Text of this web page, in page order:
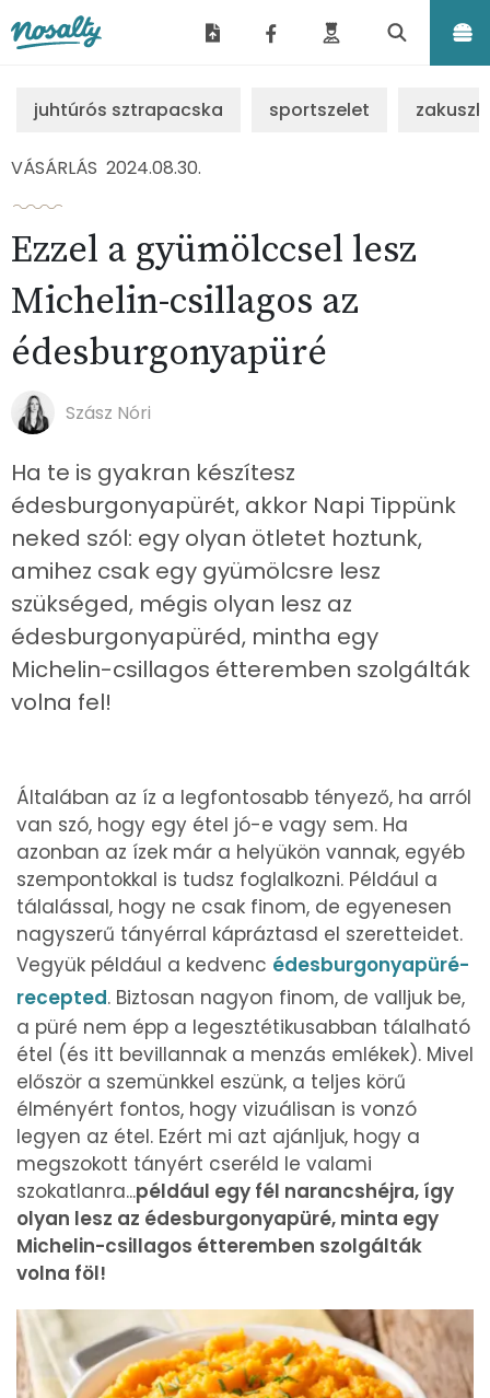
juhtúrós sztrapacska sportszelet
VÁSÁRLÁS 2024.08.30.
Ezzel a gyümölccsel lesz
Michelin-csillagos az
édesburgonyapüré
Szász Nóri
Ha te is gyakran készítesz
édesburgonyapürét, akkor Napi Tippünk
neked szól: egy olyan ötletet hoztunk,
amihez csak egy gyümölcsre lesz
szükséged, mégis olyan lesz az
édesburgonyapüréd, mintha egy
Michelin-csillagos étteremben szolgálták
volna fel!
Általában az íz a legfontosabb tényező, ha arról
van szó, hogy egy étel jó-e vagy sem. Ha
azonban az ízek már a helyükön vannak, egyéb
szempontokkal is tudsz foglalkozni. Például a
tálalással, hogy ne csak finom, de egyenesen
nagyszerű tányérral kápráztasd el szeretteidet.
Vegyük például a kedvenc édesburgonyapüré-
recepted. Biztosan nagyon finom, de valljuk be,
a püré nem épp a legesztétikusabban tálalható
étel (és itt bevillannak a menzás emlékek). Mivel
először a szemünkkel eszünk, a teljes körű
élményért fontos, hogy vizuálisan is vonzó
legyen az étel. Ezért mi azt ajánljuk, hogy a
megszokott tányért cseréld le valami
szokatlanra...például egy fél narancshéjra, így
olyan lesz az édesburgonyapüré, minta egy
Michelin-csillagos étteremben szolgálták
volna föl!